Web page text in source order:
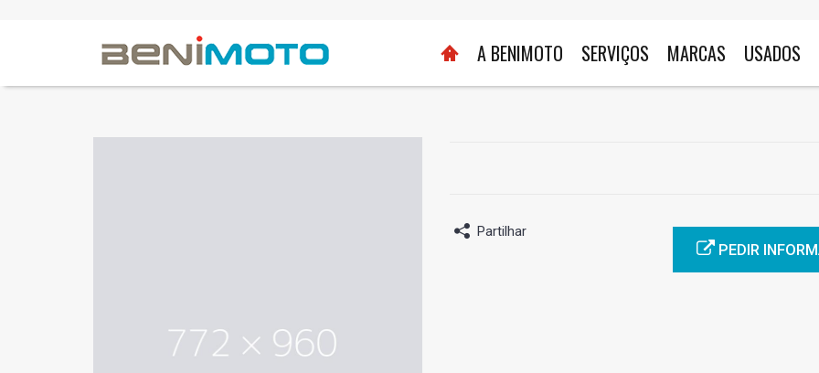
A BENIMOTO SERVIÇOS MARCAS USADOS
Partilhar
PEDIR